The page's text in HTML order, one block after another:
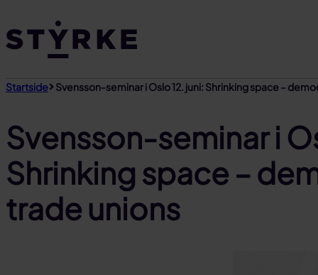
til
innhold
Startside Svensson-seminar i Oslo 12. juni: Shrinking space –
Svensson-seminar i
Shrinking space –
trade unions